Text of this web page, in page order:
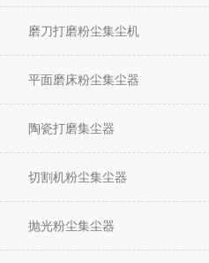
磨刀打磨粉尘集尘机
平面磨床粉尘集尘器
陶瓷打磨集尘器
切割机粉尘集尘器
抛光粉尘集尘器